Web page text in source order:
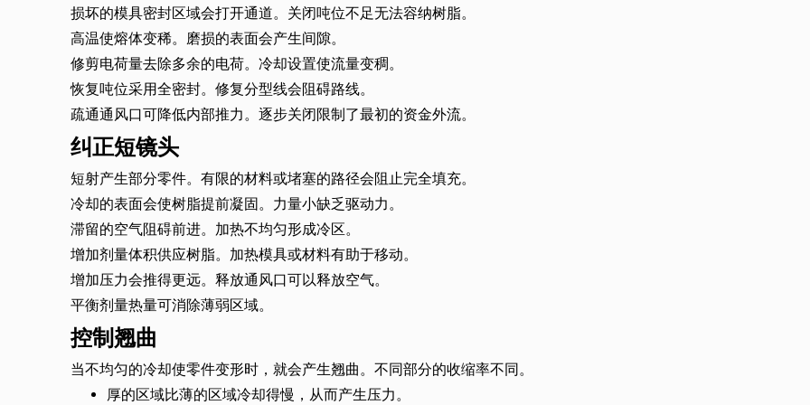
损坏的模具密封区域会打开通道。关闭吨位不足无法容纳树脂。
高温使熔体变稀。磨损的表面会产生间隙。
修剪电荷量去除多余的电荷。冷却设置使流量变稠。
恢复吨位采用全密封。修复分型线会阻碍路线。
疏通通风口可降低内部推力。逐步关闭限制了最初的资金外流。
纠正短镜头
短射产生部分零件。有限的材料或堵塞的路径会阻止完全填充。
冷却的表面会使树脂提前凝固。力量小缺乏驱动力。
滞留的空气阻碍前进。加热不均匀形成冷区。
增加剂量体积供应树脂。加热模具或材料有助于移动。
增加压力会推得更远。释放通风口可以释放空气。
平衡剂量热量可消除薄弱区域。
控制翘曲
当不均匀的冷却使零件变形时，就会产生翘曲。不同部分的收缩率不同。
厚的区域比薄的区域冷却得慢，从而产生压力。